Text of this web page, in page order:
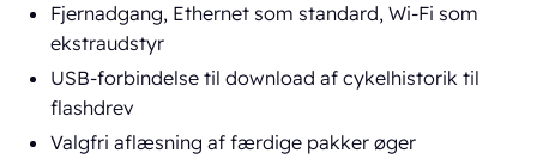
Fjernadgang, Ethernet som standard, Wi-Fi som
ekstraudstyr
USB-forbindelse til download af cykelhistorik til
flashdrev
Valgfri aflæsning af færdige pakker øger